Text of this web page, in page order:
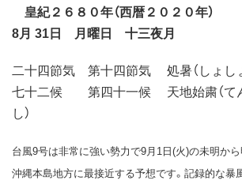
皇紀２６８０年（西暦２０２０年）
8月 31日 月曜日 十三夜月
二十四節気 第十四節気 処暑（しょし
七十二候 第四十一候 天地始粛（て
し）
台風9号は非常に強い勢力で9月1日(火)の未明か
沖縄本島地方に最接近する予想です。記録的な暴